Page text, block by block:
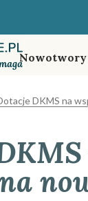
Nowotwory
DKMS na